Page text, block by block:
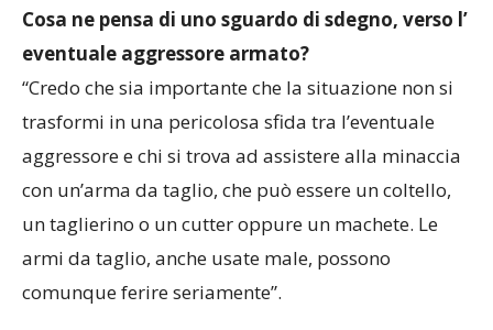
Cosa ne pensa di uno sguardo di sdegno, verso l’
eventuale aggressore armato?
“Credo che sia importante che la situazione non si
trasformi in una pericolosa sfida tra l’eventuale
aggressore e chi si trova ad assistere alla minaccia
con un’arma da taglio, che può essere un coltello,
un taglierino o un cutter oppure un machete. Le
armi da taglio, anche usate male, possono